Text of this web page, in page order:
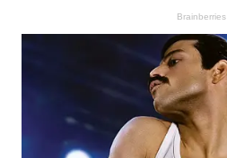
Brainberries